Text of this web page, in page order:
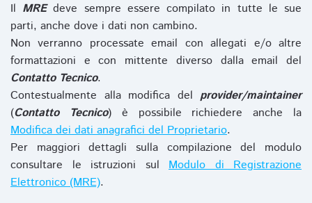
Il MREdeve sempre essere compilato in tutte le sue
parti, anche dove i dati non cambino.
Non verranno processate email con allegati e/o altre
formattazioni e con mittente diverso dalla email del
Contatto Tecnico.
Contestualmente alla modifica del provider/maintainer
(Contatto Tecnico) è possibile richiedere anche la
Modifica dei dati anagrafici del Proprietario.
Per maggiori dettagli sulla compilazione del modulo
consultare le istruzioni sul Modulo di Registrazione
Elettronico (MRE).